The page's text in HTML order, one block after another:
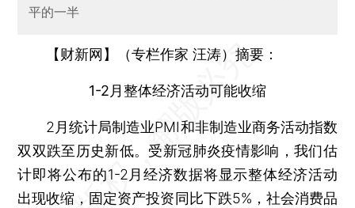
平的一半
【财新网】（专栏作家 汪涛）摘要：
1-2月整体经济活动可能收缩
2月统计局制造业PMI和非制造业商务活动指数
双双跌至历史新低。受新冠肺炎疫情影响，我们估
计即将公布的1-2月经济数据将显示整体经济活动
出现收缩，固定资产投资同比下跌5%，社会消费品